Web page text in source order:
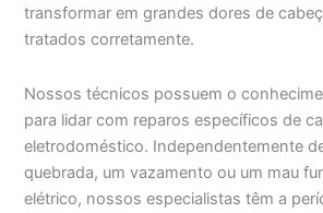
transformar em grandes dores de
tratados corretamente.
Nossos técnicos possuem o
para lidar com reparos específicos de
eletrodoméstico. Independentemente
quebrada, um vazamento ou um mau
elétrico, nossos especialistas têm a